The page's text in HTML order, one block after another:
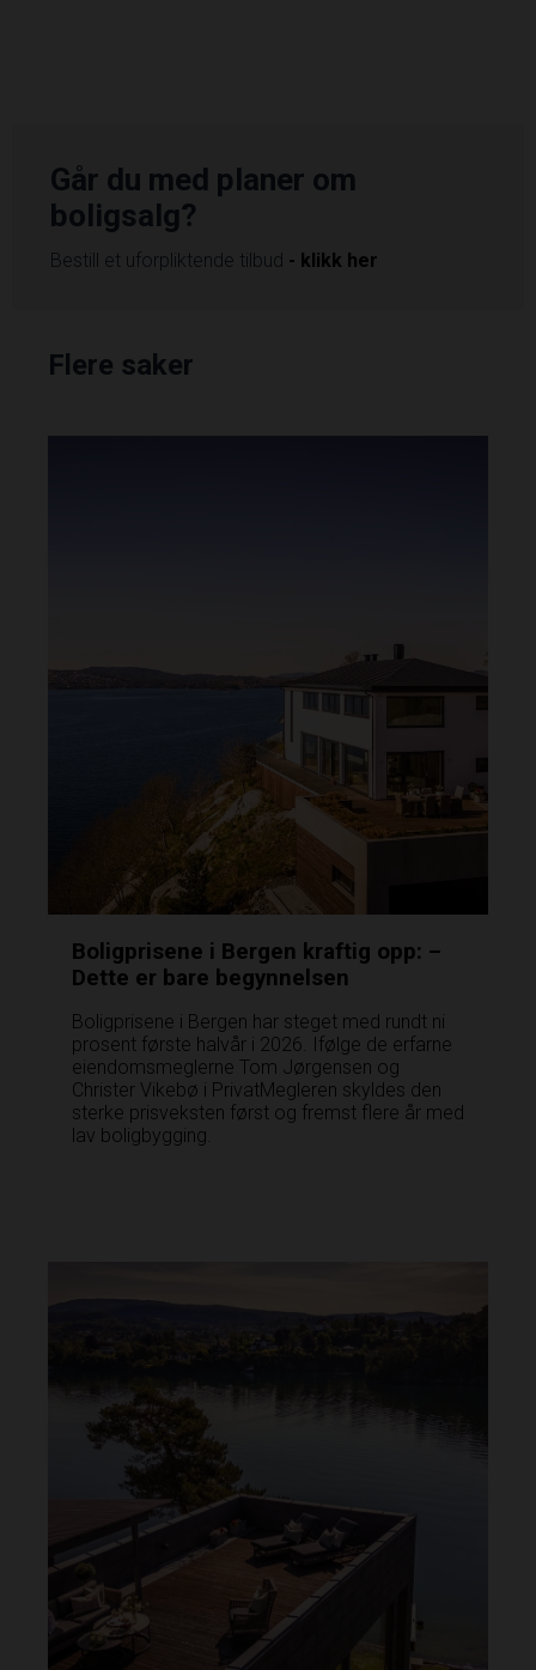
Går du med planer om
boligsalg?
Bestill et uforpliktende tilbud - klikk her
Flere saker
Boligprisene i Bergen kraftig opp: –
Dette er bare begynnelsen
Boligprisene i Bergen har steget med rundt ni
prosent første halvår i 2026. Ifølge de erfarne
eiendomsmeglerne Tom Jørgensen og
Christer Vikebø i PrivatMegleren­ skyldes den
sterke prisveksten først og fremst flere år med
lav boligbygging.